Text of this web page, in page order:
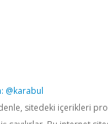
@karabul
sitedeki içerikleri